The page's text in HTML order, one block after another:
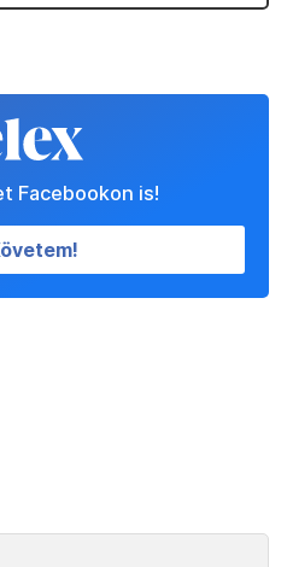
Facebookon is!